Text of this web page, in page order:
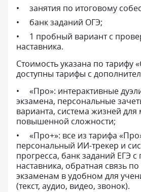
занятия по итоговому
банк заданий ОГЭ;
1 пробный вариант с
наставника.
Стоимость указана по тарифу
доступны тарифы с
«Про»: интерактивные
экзамена, персональные
варианта, система жизней
повышенной сложности;
«Про+»: все из тарифа
персональный ИИ-трекер и
прогресса, банк заданий ЕГЭ
наставника, обратная связь
экзаменам в удобном для
(текст, аудио, видео, звонок).